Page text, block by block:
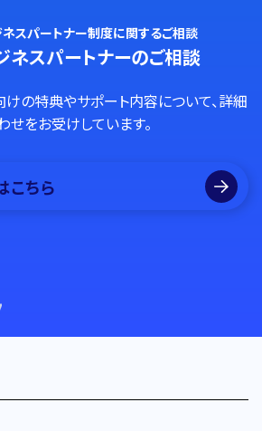
ネスパートナー制度に関するご相談
ネスパートナーのご相談
けの特典やサポート内容について、詳細
をお受けしています。
こちら